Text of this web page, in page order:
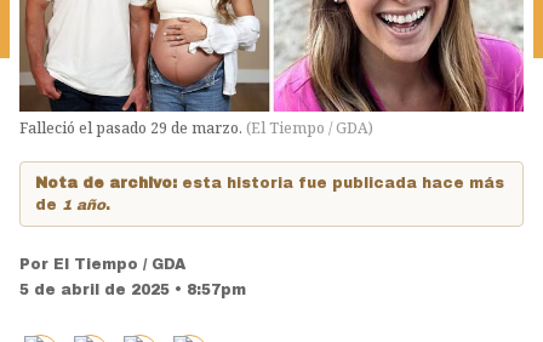
Falleció el pasado 29 de marzo. (El Tiempo / GDA)
Nota de archivo: esta historia fue publicada hace más
de 1 año.
Por El Tiempo / GDA
5 de abril de 2025 • 8:57pm